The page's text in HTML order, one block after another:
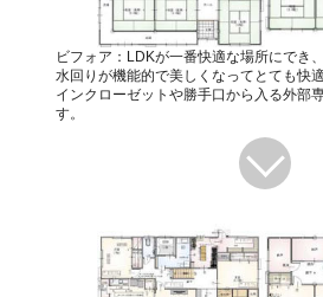
ビフォア：LDKが一番快適な場所にでき
水回りが機能的で美しくなってとても快
インクローゼットや勝手口から入る外部
す。